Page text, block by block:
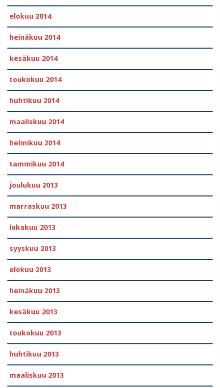
elokuu 2014
heinäkuu 2014
kesäkuu 2014
toukokuu 2014
huhtikuu 2014
maaliskuu 2014
helmikuu 2014
tammikuu 2014
joulukuu 2013
marraskuu 2013
lokakuu 2013
syyskuu 2013
elokuu 2013
heinäkuu 2013
kesäkuu 2013
toukokuu 2013
huhtikuu 2013
maaliskuu 2013